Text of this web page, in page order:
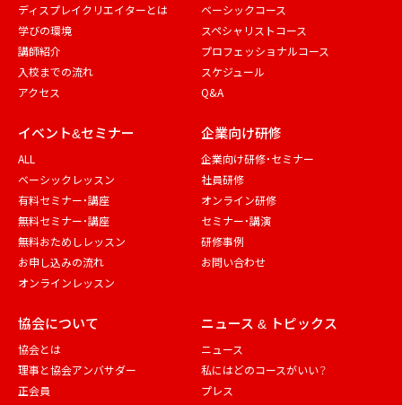
ディスプレイクリエイターとは
学びの環境
講師紹介
入校までの流れ
アクセス
ベーシックコース
スペシャリストコース
プロフェッショナルコース
スケジュール
Q&A
イベント&セミナー
ALL
ベーシックレッスン
有料セミナー・講座
無料セミナー・講座
無料おためしレッスン
お申し込みの流れ
オンラインレッスン
企業向け研修
企業向け研修・セミナー
社員研修
オンライン研修
セミナー・講演
研修事例
お問い合わせ
協会について
協会とは
理事と協会アンバサダー
正会員
ニュース & トピックス
ニュース
私にはどのコースがいい？
プレス